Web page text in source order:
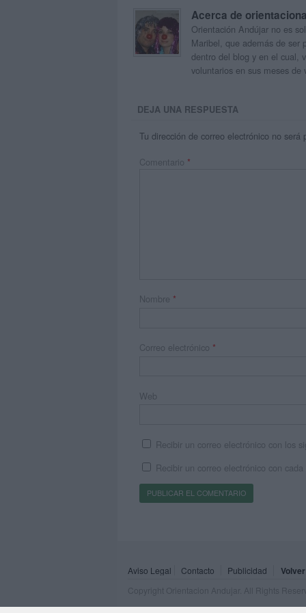
Acerca de
Orientación Andújar no es
Maribel, que además de ser
dentro del blog y en el cual,
voluntarios en sus meses de
DEJA UNA RESPUESTA
Tu dirección de correo electrónico no será
Comentario *
Nombre *
Correo electrónico *
Web
Recibir un correo electrónico con los
Recibir un correo electrónico con cada
Aviso Legal Contacto Publicidad